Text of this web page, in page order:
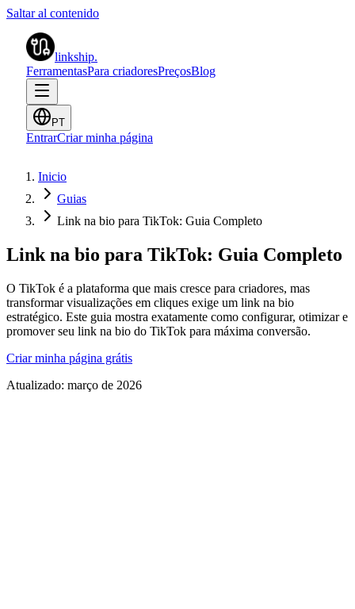
Saltar al contenido
linkship.
FerramentasPara criadoresPreçosBlog
PT
EntrarCriar minha página
Inicio
Guias
Link na bio para TikTok: Guia Completo
Link na bio para TikTok: Guia Completo
O TikTok é a plataforma que mais cresce para criadores, mas
transformar visualizações em cliques exige um link na bio
estratégico. Este guia mostra exatamente como configurar, otimizar e
promover seu link na bio do TikTok para máxima conversão.
Criar minha página grátis
Atualizado: março de 2026